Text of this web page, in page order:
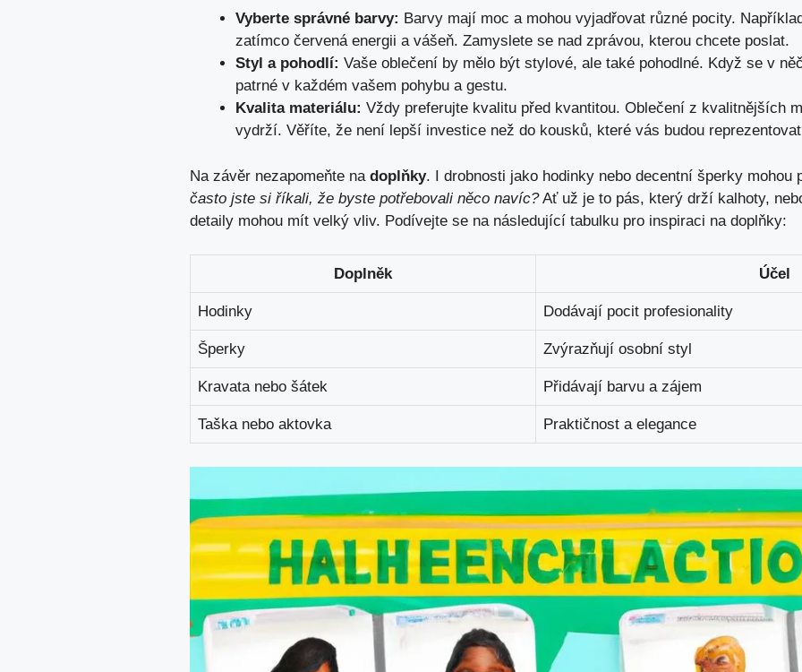
Vyberte správné barvy: Barvy mají moc a mohou vyjadřovat různé pocity.
zatímco červená energii a vášeň. Zamyslete se nad zprávou, kterou chcete poslat.
Styl a pohodlí: Vaše oblečení by mělo být stylové, ale také pohodlné. Když se v
patrné v každém vašem pohybu a gestu.
Kvalita materiálu: Vždy preferujte kvalitu před kvantitou. Oblečení z kvalitnějších
vydrží. Věříte, že není lepší investice než do kousků, které vás budou
Na závěr nezapomeňte na doplňky. I drobnosti jako hodinky nebo decentní šperky mohou
často jste si říkali, že byste potřebovali něco navíc?Ať už je to pás, který drží kalhoty,
detaily mohou mít velký vliv. Podívejte se na následující tabulku pro inspiraci na doplňky:
Doplněk Účel
Hodinky Dodávají pocit profesionality
Šperky Zvýrazňují osobní styl
Kravata nebo šátek Přidávají barvu a zájem
Taška nebo aktovka Praktičnost a elegance